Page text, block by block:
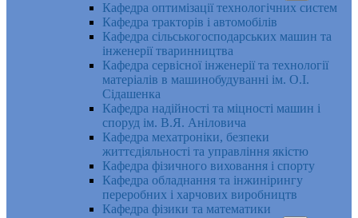
Кафедра оптимізації технологічних систем
Кафедра тракторів і автомобілів
Кафедра сільськогосподарських машин та
інженерії тваринництва
Кафедра cервісної інженерії та технології
матеріалів в машинобудуванні ім. О.І.
Сідашенка
Кафедра надійності та міцності машин і
споруд ім. В.Я. Аніловича
Кафедра мехатроніки, безпеки
життєдіяльності та управління якістю
Кафедра фізичного виховання і спорту
Кафедра обладнання та інжинірингу
переробних і харчових виробництв
Кафедра фізики та математики